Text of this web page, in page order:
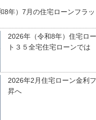
8年）7月の住宅ローンフラ
2026年（令和8年）住宅ロ
ト３５全宅住宅ローンでは
2026年2月住宅ローン金利
昇へ